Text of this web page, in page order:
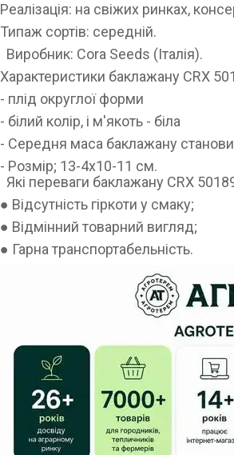
Реалізація: на свіжих ринках,
Типаж сортів: середній.
Виробник: Cora Seeds (Італія).
Характеристики баклажану CRX
- плід округлої форми
- білий колір, і м'якоть - біла
- Середня маса баклажану
- Розмір; 13-4х10-11 см.
Які переваги баклажану CRX
● Відсутність гіркоти у смаку;
● Відмінний товарний вигляд;
● Гарна транспортабельність.